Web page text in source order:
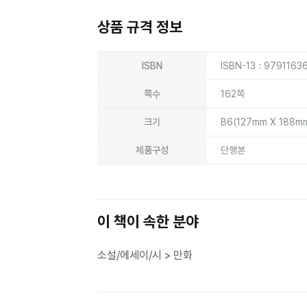
상품 규격 정보
ISBN ISBN-13 :
쪽수 162쪽
크기 B6(127mm X
제품구성 단행본
이 책이 속한 분야
소설/에세이/시 > 만화